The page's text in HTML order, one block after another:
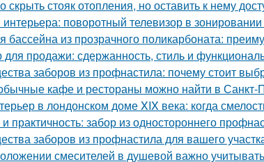
скрыть стояк отопления, но оставить к нему
поворотный телевизор в зонировании
бассейна из прозрачного поликарбоната:
для продажи: сдержанность, стиль и
заборов из профнастила: почему стоит
кафе и рестораны можно найти в Санкт-
в лондонском доме XIX века: когда
практичность: забор из одностороннего
заборов из профнастила для вашего
смесителей в душевой важно учитывать